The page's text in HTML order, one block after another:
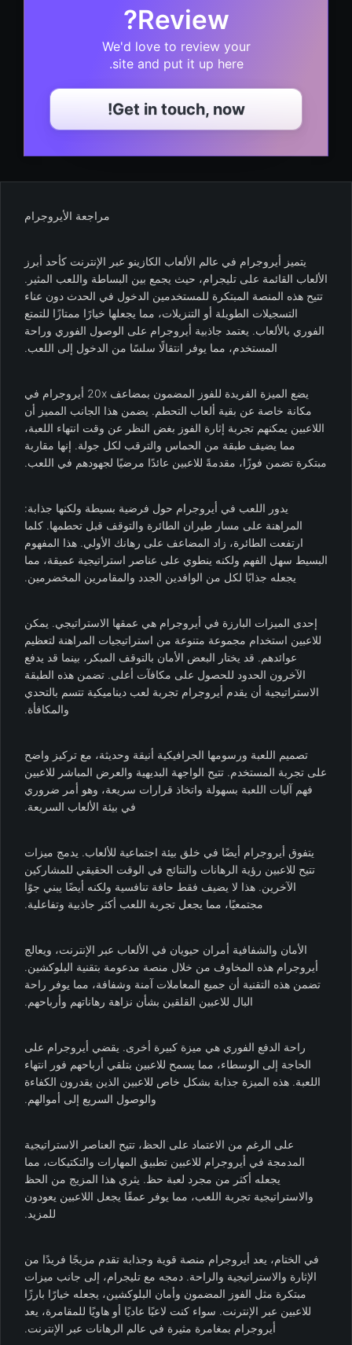
Review?
We'd love to review your
site and put it up here.
Get in touch, now!
مراجعة الأيروجرام
يتميز أيروجرام في عالم الألعاب الكازينو عبر الإنترنت كأحد أبرز
الألعاب القائمة على تليجرام، حيث يجمع بين البساطة واللعب المثير.
تتيح هذه المنصة المبتكرة للمستخدمين الدخول في الحدث دون عناء
التسجيلات الطويلة أو التنزيلات، مما يجعلها خيارًا ممتازًا للتمتع
الفوري بالألعاب. يعتمد جاذبية أيروجرام على الوصول الفوري وراحة
المستخدم، مما يوفر انتقالًا سلسًا من الدخول إلى اللعب.
يضع الميزة الفريدة للفوز المضمون بمضاعف 20x أيروجرام في
مكانة خاصة عن بقية ألعاب التحطم. يضمن هذا الجانب المميز أن
اللاعبين يمكنهم تجربة إثارة الفوز بغض النظر عن وقت انتهاء اللعبة،
مما يضيف طبقة من الحماس والترقب لكل جولة. إنها مقاربة
مبتكرة تضمن فوزًا، مقدمةً للاعبين عائدًا مرضيًا لجهودهم في اللعب.
يدور اللعب في أيروجرام حول فرضية بسيطة ولكنها جذابة:
المراهنة على مسار طيران الطائرة والتوقف قبل تحطمها. كلما
ارتفعت الطائرة، زاد المضاعف على رهانك الأولي. هذا المفهوم
البسيط سهل الفهم ولكنه ينطوي على عناصر استراتيجية عميقة، مما
يجعله جذابًا لكل من الوافدين الجدد والمقامرين المخضرمين.
إحدى الميزات البارزة في أيروجرام هي عمقها الاستراتيجي. يمكن
للاعبين استخدام مجموعة متنوعة من استراتيجيات المراهنة لتعظيم
عوائدهم. قد يختار البعض الأمان بالتوقف المبكر، بينما قد يدفع
الآخرون الحدود للحصول على مكافآت أعلى. تضمن هذه الطبقة
الاستراتيجية أن يقدم أيروجرام تجربة لعب ديناميكية تتسم بالتحدي
والمكافأة.
تصميم اللعبة ورسومها الجرافيكية أنيقة وحديثة، مع تركيز واضح
على تجربة المستخدم. تتيح الواجهة البديهية والعرض المباشر للاعبين
فهم آليات اللعبة بسهولة واتخاذ قرارات سريعة، وهو أمر ضروري
في بيئة الألعاب السريعة.
يتفوق أيروجرام أيضًا في خلق بيئة اجتماعية للألعاب. يدمج ميزات
تتيح للاعبين رؤية الرهانات والنتائج في الوقت الحقيقي للمشاركين
الآخرين. هذا لا يضيف فقط حافة تنافسية ولكنه أيضًا يبني جوًا
مجتمعيًا، مما يجعل تجربة اللعب أكثر جاذبية وتفاعلية.
الأمان والشفافية أمران حيويان في الألعاب عبر الإنترنت، ويعالج
أيروجرام هذه المخاوف من خلال منصة مدعومة بتقنية البلوكشين.
تضمن هذه التقنية أن جميع المعاملات آمنة وشفافة، مما يوفر راحة
البال للاعبين القلقين بشأن نزاهة رهاناتهم وأرباحهم.
راحة الدفع الفوري هي ميزة كبيرة أخرى. يقضي أيروجرام على
الحاجة إلى الوسطاء، مما يسمح للاعبين بتلقي أرباحهم فور انتهاء
اللعبة. هذه الميزة جذابة بشكل خاص للاعبين الذين يقدرون الكفاءة
والوصول السريع إلى أموالهم.
على الرغم من الاعتماد على الحظ، تتيح العناصر الاستراتيجية
المدمجة في أيروجرام للاعبين تطبيق المهارات والتكتيكات، مما
يجعله أكثر من مجرد لعبة حظ. يثري هذا المزيج من الحظ
والاستراتيجية تجربة اللعب، مما يوفر عمقًا يجعل اللاعبين يعودون
للمزيد.
في الختام، يعد أيروجرام منصة قوية وجذابة تقدم مزيجًا فريدًا من
الإثارة والاستراتيجية والراحة. دمجه مع تليجرام، إلى جانب ميزات
مبتكرة مثل الفوز المضمون وأمان البلوكشين، يجعله خيارًا بارزًا
للاعبين عبر الإنترنت. سواء كنت لاعبًا عاديًا أو هاويًا للمقامرة، يعد
أيروجرام بمغامرة مثيرة في عالم الرهانات عبر الإنترنت.